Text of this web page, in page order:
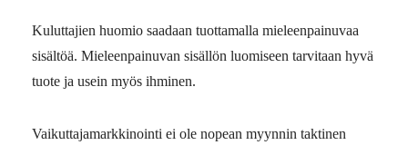
Kuluttajien huomio saadaan tuottamalla mieleenpainuvaa
sisältöä. Mieleenpainuvan sisällön luomiseen tarvitaan hyvä
tuote ja usein myös ihminen.
Vaikuttajamarkkinointi ei ole nopean myynnin taktinen